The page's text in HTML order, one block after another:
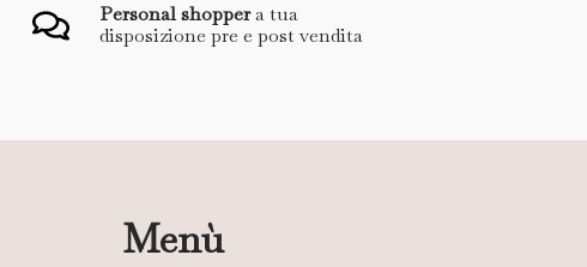
Personal shoppera tua
disposizione pre e post vendita
Menù